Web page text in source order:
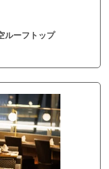
ルーフトップ